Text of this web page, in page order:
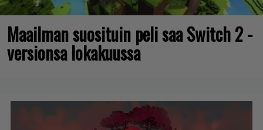
Maailman suosituin peli saa Switch 2 -
versionsa lokakuussa